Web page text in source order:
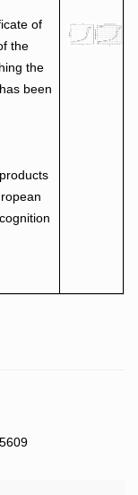
of
the
the
been